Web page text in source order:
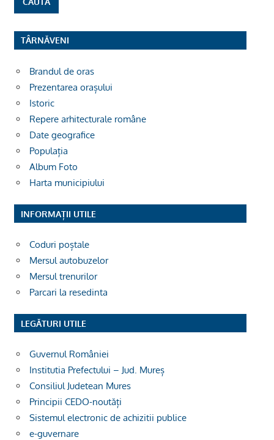
TÂRNĂVENI
Brandul de oras
Prezentarea orașului
Istoric
Repere arhitecturale române
Date geografice
Populația
Album Foto
Harta municipiului
INFORMAȚII UTILE
Coduri poștale
Mersul autobuzelor
Mersul trenurilor
Parcari la resedinta
LEGĂTURI UTILE
Guvernul României
Institutia Prefectului – Jud. Mureș
Consiliul Judetean Mures
Principii CEDO-noutăți
Sistemul electronic de achizitii publice
e-guvernare